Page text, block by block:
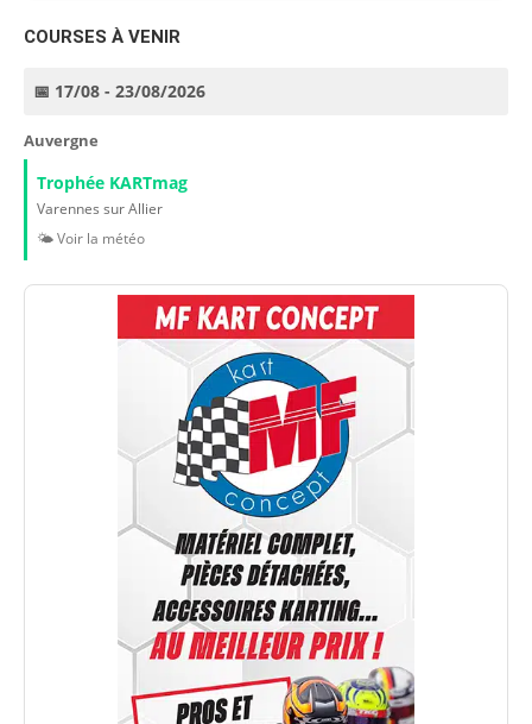
COURSES À VENIR
📅 17/08 - 23/08/2026
Auvergne
Trophée KARTmag
Varennes sur Allier
🌤️ Voir la météo